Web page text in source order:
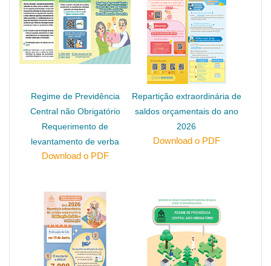
Regime de Previdência
Central não Obrigatório
Requerimento de
levantamento de verba
Download o PDF
Repartição extraordinária de
saldos orçamentais do ano
2026
Download o PDF